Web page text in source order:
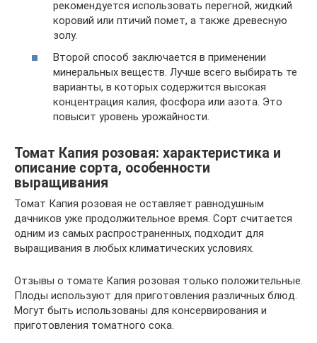
рекомендуется использовать перегной, жидкий
коровий или птичий помет, а также древесную
золу.
Второй способ заключается в применении
минеральных веществ. Лучше всего выбирать те
варианты, в которых содержится высокая
концентрация калия, фосфора или азота. Это
повысит уровень урожайности.
Томат Капия розовая: характеристика и
описание сорта, особенности
выращивания
Томат Капия розовая не оставляет равнодушным
дачников уже продолжительное время. Сорт считается
одним из самых распространенных, подходит для
выращивания в любых климатических условиях.
Отзывы о томате Капия розовая только положительные.
Плоды используют для приготовления различных блюд.
Могут быть использованы для консервирования и
приготовления томатного сока.